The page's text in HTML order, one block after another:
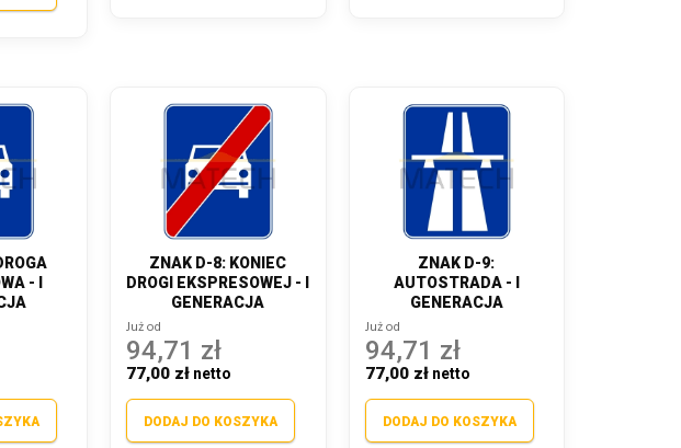
- I
ZNAK D-8: KONIEC
DROGI EKSPRESOWEJ - I
GENERACJA
Już od
94,71 zł
77,00 zł
DODAJ DO KOSZYKA
ZNAK D-9:
AUTOSTRADA - I
GENERACJA
Już od
94,71 zł
77,00 zł
DODAJ DO KOSZYKA